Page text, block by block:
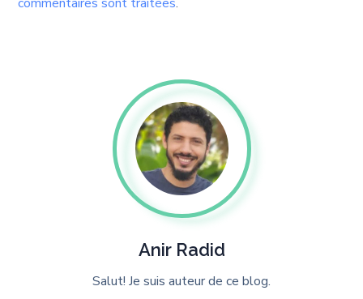
Anir Radid
Salut! Je suis auteur de ce blog.